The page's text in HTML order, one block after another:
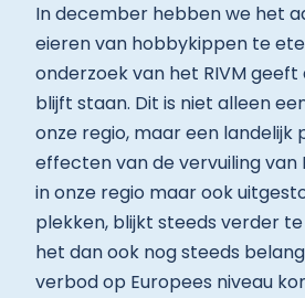
In december hebben we het
eieren van hobbykippen te
onderzoek van het RIVM
blijft staan. Dit is niet alleen
onze regio, maar een landelijk
effecten van de vervuiling van
in onze regio maar ook
plekken, blijkt steeds verder te
het dan ook nog steeds
verbod op Europees niveau